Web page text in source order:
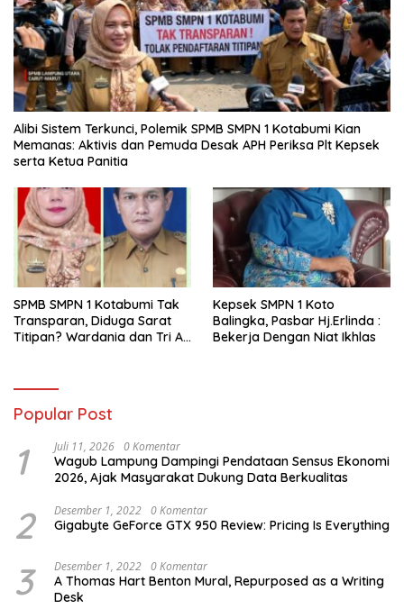
Alibi Sistem Terkunci, Polemik SPMB SMPN 1 Kotabumi Kian
Memanas: Aktivis dan Pemuda Desak APH Periksa Plt Kepsek
serta Ketua Panitia
SPMB SMPN 1 Kotabumi Tak
Transparan, Diduga Sarat
Titipan? Wardania dan Tri Aji
Kepsek SMPN 1 Koto
Balingka, Pasbar Hj.Erlinda :
Bekerja Dengan Niat Ikhlas
Popular Post
1 Juli 11, 2026 0 Komentar
Wagub Lampung Dampingi Pendataan Sensus Ekonomi
2026, Ajak Masyarakat Dukung Data Berkualitas
2 Desember 1, 2022 0 Komentar
Gigabyte GeForce GTX 950 Review: Pricing Is Everything
3 Desember 1, 2022 0 Komentar
A Thomas Hart Benton Mural, Repurposed as a Writing
Desk